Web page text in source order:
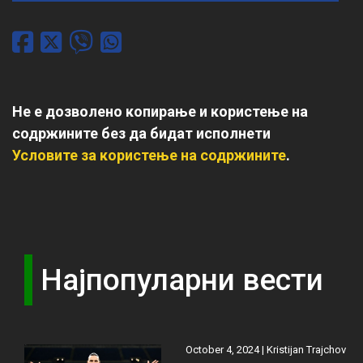
Не е дозволено копирање и користење на
содржините без да бидат исполнети
Условите за користење на содржините.
Најпопуларни вести
October 4, 2024 |Kristijan Trajchov